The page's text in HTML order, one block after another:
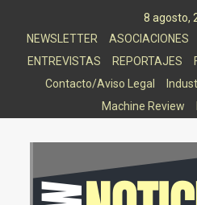
8 agosto,
NEWSLETTER
ASOCIACIONES
ENTREVISTAS
REPORTAJES
Contacto/Aviso Legal
Machine Review